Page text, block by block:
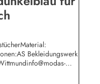
Bekleidungswerk